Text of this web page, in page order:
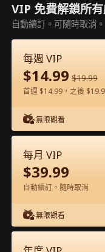
這是付費
第46集 - 千山
VIP 免費解鎖所
自動續訂。可隨時取消。
每週 VIP
$14.99 $19.99
首週 $14.99，之後
無限觀看
每月 VIP
$39.99
自動續訂。隨時取消
無限觀看